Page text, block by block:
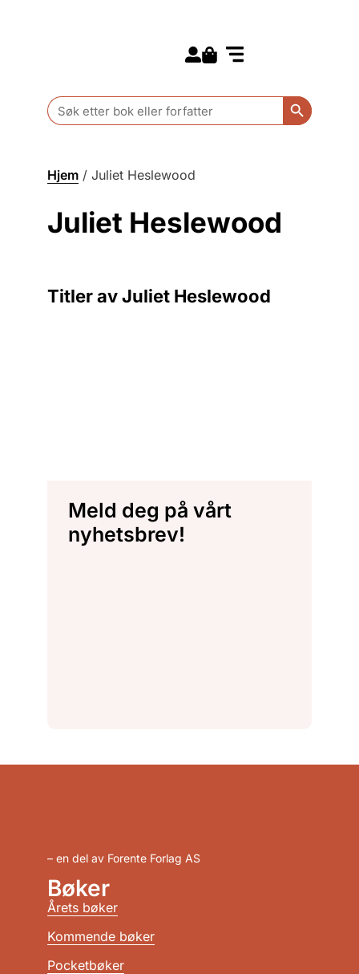
Search
for:
Search
Hjem / Juliet Heslewood
Juliet Heslewood
Titler av Juliet Heslewood
Meld deg på vårt
nyhetsbrev!
– en del av Forente Forlag AS
Bøker
Årets bøker
Kommende bøker
Pocketbøker